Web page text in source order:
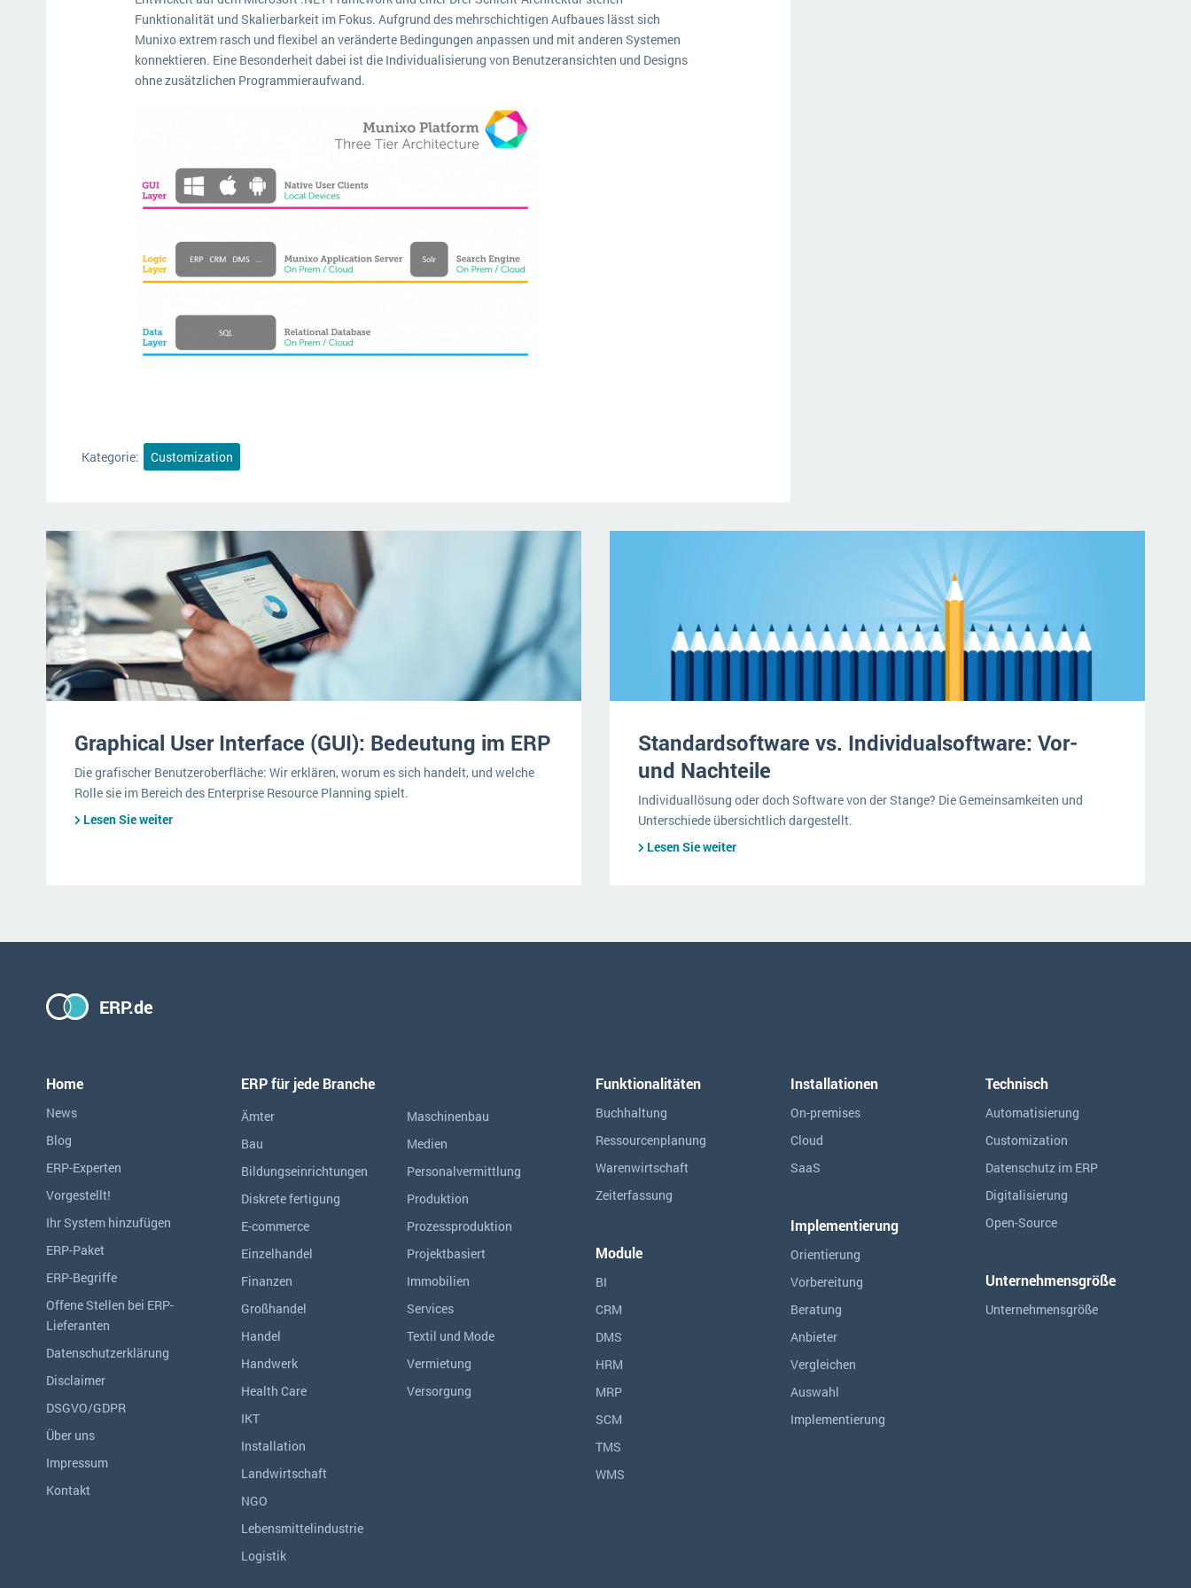
Funktionalität und Skalierbarkeit im Fokus. Aufgrund des mehrschichtigen Aufbaues lässt sich
Munixo extrem rasch und flexibel an veränderte Bedingungen anpassen und mit anderen Systemen
konnektieren. Eine Besonderheit dabei ist die Individualisierung von Benutzeransichten und Designs
ohne zusätzlichen Programmieraufwand.
Kategorie: Customization
Graphical User Interface (GUI): Bedeutung im ERP
Die grafischer Benutzeroberfläche: Wir erklären, worum es sich handelt, und welche
Rolle sie im Bereich des Enterprise Resource Planning spielt.
Lesen Sie weiter
Standardsoftware vs. Individualsoftware: Vor-
und Nachteile
Individuallösung oder doch Software von der Stange? Die Gemeinsamkeiten und
Unterschiede übersichtlich dargestellt.
Lesen Sie weiter
ERP.de
Home
News
Blog
ERP-Experten
Vorgestellt!
Ihr System hinzufügen
ERP-Paket
ERP-Begriffe
Offene Stellen bei ERP-
Lieferanten
Datenschutzerklärung
Disclaimer
DSGVO/GDPR
Über uns
Impressum
Kontakt
ERP für jede Branche
Ämter
Bau
Bildungseinrichtungen
Diskrete fertigung
E-commerce
Einzelhandel
Finanzen
Großhandel
Handel
Handwerk
Health Care
IKT
Installation
Landwirtschaft
NGO
Lebensmittelindustrie
Logistik
Maschinenbau
Medien
Personalvermittlung
Produktion
Prozessproduktion
Projektbasiert
Immobilien
Services
Textil und Mode
Vermietung
Versorgung
Funktionalitäten
Buchhaltung
Ressourcen­planung
Warenwirtschaft
Zeiterfassung
Module
BI
CRM
DMS
HRM
MRP
SCM
TMS
WMS
Installationen
On-premises
Cloud
SaaS
Implementierung
Orientierung
Vorbereitung
Beratung
Anbieter
Vergleichen
Auswahl
Implementierung
Technisch
Automatisierung
Customization
Datenschutz im ERP
Digitalisierung
Open-Source
Unternehmensgröße
Unternehmensgröße